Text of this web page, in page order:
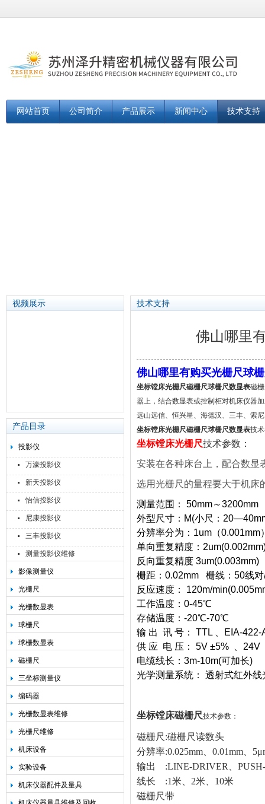
网站首页 公司简介 产品展示 新闻中心 技术支持
视频展示
产品目录
投影仪
万濠投影仪
新天投影仪
怡信投影仪
尼康投影仪
三丰投影仪
测量投影仪维修
影像测量仪
光栅尺
光栅数显表
球栅尺
球栅数显表
磁栅尺
三坐标测量仪
编码器
光栅数显表维修
光栅尺维修
机床设备
实验设备
机床仪器配件及量具
技术支持
佛山哪里
佛山哪里有购买光栅尺球
坐标镗床光栅尺磁栅尺球栅尺数显表磁
器上，结合数显表或控制柜对机床仪器
远山远信、恒兴星、海德汉、三丰、索
坐标镗床光栅尺磁栅尺球栅尺数显表技
坐标镗床光栅尺技术参数：
安装在各种床台上，配合数显
选用光栅尺的量程要大于机床
测量范围： 50mm～3200mm
外型尺寸：M(小尺：
分辨率分为：1um（0.001mm
单向重复精度：
反向重复精度 3um(0.003mm)
栅距：0.02mm 栅线：50线对
反应速度： 120m/
工作温度：0-45℃
存储温度：-20℃-70℃
输 出 讯 号： TTL 、EIA-422-
供 应 电 压： 5V ±5% 、24V
电缆线长：3m-10m(可加长)
光学测量系统： 透射式红外
坐标镗床磁栅尺技术参数：
磁栅尺:磁栅尺读数头
分辨率:0.025mm、0.01mm、
输出 :LINE-DRIVER、
线长 :1米、2米、10米
磁栅尺带